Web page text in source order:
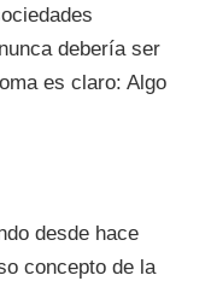
debería ser
es claro: Algo
desde hace
concepto de la